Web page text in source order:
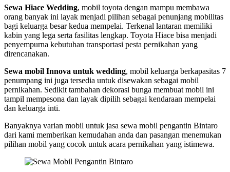
Sewa Hiace Wedding, mobil toyota dengan mampu membawa
orang banyak ini layak menjadi pilihan sebagai penunjang mobilitas
bagi keluarga besar kedua mempelai. Terkenal lantaran memiliki
kabin yang lega serta fasilitas lengkap. Toyota Hiace bisa menjadi
penyempurna kebutuhan transportasi pesta pernikahan yang
direncanakan.
Sewa mobil Innova untuk wedding, mobil keluarga berkapasitas 7
penumpang ini juga tersedia untuk disewakan sebagai mobil
pernikahan. Sedikit tambahan dekorasi bunga membuat mobil ini
tampil mempesona dan layak dipilih sebagai kendaraan mempelai
dan keluarga inti.
Banyaknya varian mobil untuk jasa sewa mobil pengantin Bintaro
dari kami memberikan kemudahan anda dan pasangan menemukan
pilihan mobil yang cocok untuk acara pernikahan yang istimewa.